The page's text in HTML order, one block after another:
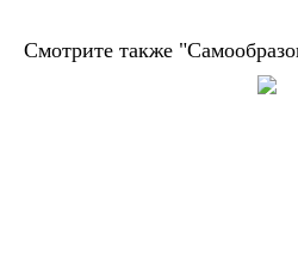
Смотрите также